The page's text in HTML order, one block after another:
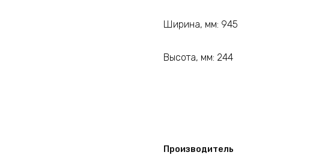
Ширина, мм: 945
Высота, мм: 244
Производитель